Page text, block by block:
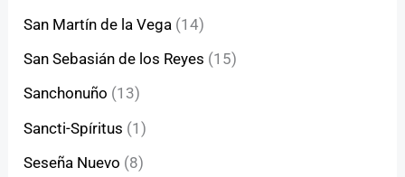
San Martín de la Vega (14)
San Sebasián de los Reyes (15)
Sanchonuño (13)
Sancti-Spíritus (1)
Seseña Nuevo (8)